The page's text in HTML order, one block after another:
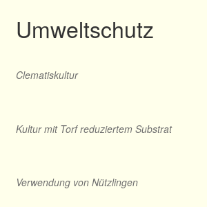
Umweltschutz
Clematiskultur
Kultur mit Torf reduziertem Substrat
Verwendung von Nützlingen